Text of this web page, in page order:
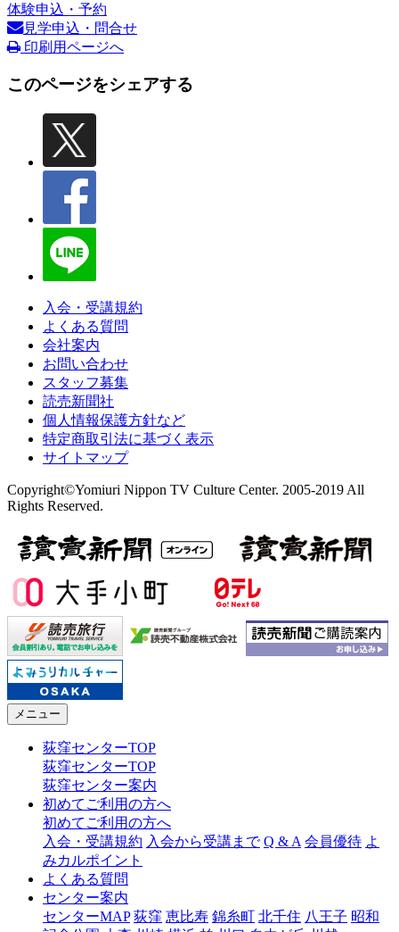
体験申込・予約
見学申込・問合せ
印刷用ページへ
このページをシェアする
入会・受講規約
よくある質問
会社案内
お問い合わせ
スタッフ募集
読売新聞社
個人情報保護方針など
特定商取引法に基づく表示
サイトマップ
Copyright©Yomiuri Nippon TV Culture Center. 2005-2019 All
Rights Reserved.
メニュー
荻窪センターTOP
荻窪センターTOP
荻窪センター案内
初めてご利用の方へ
初めてご利用の方へ
入会・受講規約 入会から受講まで Q & A 会員優待 よ
みカルポイント
よくある質問
センター案内
センターMAP 荻窪 恵比寿 錦糸町 北千住 八王子 昭和